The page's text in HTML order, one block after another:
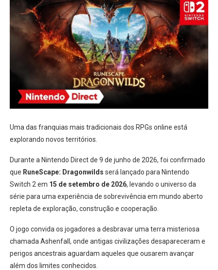
Uma das franquias mais tradicionais dos RPGs online está
explorando novos territórios.
Durante a Nintendo Direct de 9 de junho de 2026, foi confirmado
que RuneScape: Dragonwilds será lançado para Nintendo
Switch 2 em 15 de setembro de 2026, levando o universo da
série para uma experiência de sobrevivência em mundo aberto
repleta de exploração, construção e cooperação.
O jogo convida os jogadores a desbravar uma terra misteriosa
chamada Ashenfall, onde antigas civilizações desapareceram e
perigos ancestrais aguardam aqueles que ousarem avançar
além dos limites conhecidos.